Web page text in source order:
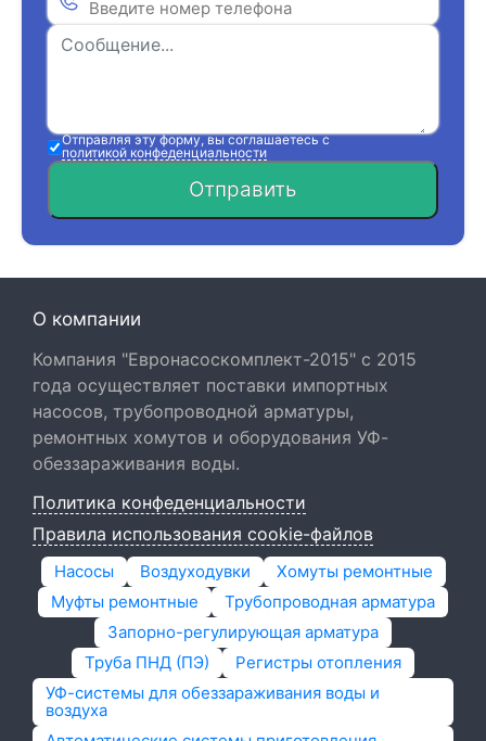
Отправляя эту форму, вы соглашаетесь с
политикой конфеденциальности
Отправить
О компании
Компания "Евронасоскомплект-2015" с 2015
года осуществляет поставки импортных
насосов, трубопроводной арматуры,
ремонтных хомутов и оборудования УФ-
обеззараживания воды.
Политика конфеденциальности
Правила использования cookie-файлов
Насосы Воздуходувки
Хомуты ремонтные
Муфты ремонтные
Трубопроводная арматура
Запорно-регулирующая арматура
Труба ПНД (ПЭ)
Регистры отопления
УФ-системы для обеззараживания воды и
воздуха